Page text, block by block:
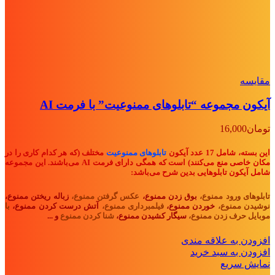
مقايسه
آیکون مجموعه “تابلوهای ممنوعیت” با فرمت AI
تومان16,000
این بسته، شامل 17 عدد آیکون تابلوهای ممنوعیت مختلف (که هر کدام کاری را در
مکان خاصی منع می‌کنند) است که همگی دارای فرمت AI می‌باشند. این مجموعه
شامل آیکون تابلوهایی بدین شرح می‌باشد:
تابلوهای ورود ممنوع، بوق زدن ممنوع، عکس گرفتن ممنوع، زباله ریختن ممنوع،
نوشیدن ممنوع، خوردن ممنوع،فیلمبرداری ممنوع، آتش درست کردن ممنوع، با
موبایل حرف زدن ممنوع، سیگار کشیدن ممنوع، شنا کردن ممنوع و ...
افزودن به علاقه مندی
افزودن به سبد خرید
نمایش سریع